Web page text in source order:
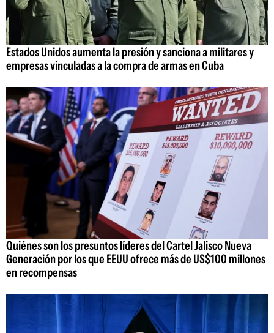
Estados Unidos aumenta la presión y sanciona a militares y
empresas vinculadas a la compra de armas en Cuba
Quiénes son los presuntos líderes del Cartel Jalisco Nueva
Generación por los que EEUU ofrece más de US$100 millones
en recompensas